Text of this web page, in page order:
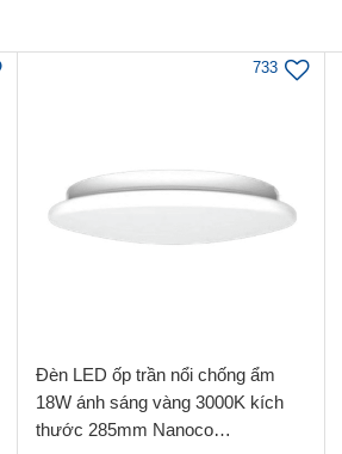
733
Đèn LED ốp trần nổi chống ẩm
18W ánh sáng vàng 3000K kích
thước 285mm Nanoco